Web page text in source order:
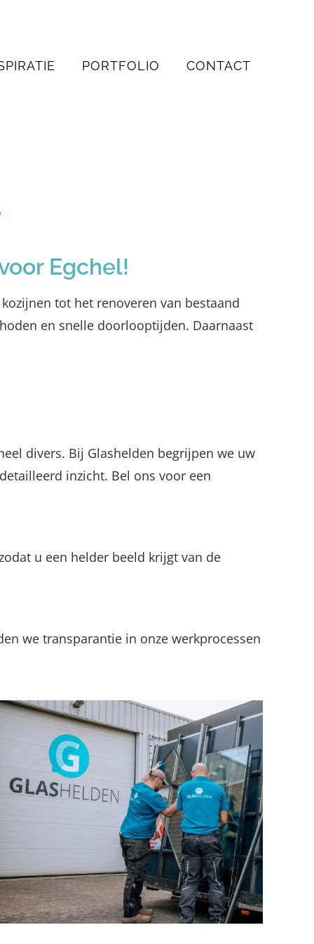
PORTFOLIO CONTACT
Egchel!
tot het renoveren van bestaand
en snelle doorlooptijden. Daarnaast
divers. Bij Glashelden begrijpen we uw
inzicht. Bel ons voor een
u een helder beeld krijgt van de
we transparantie in onze werkprocessen